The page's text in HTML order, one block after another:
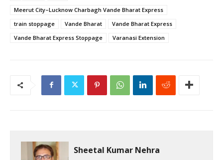
Meerut City–Lucknow Charbagh Vande Bharat Express
train stoppage
Vande Bharat
Vande Bharat Express
Vande Bharat Express Stoppage
Varanasi Extension
Sheetal Kumar Nehra